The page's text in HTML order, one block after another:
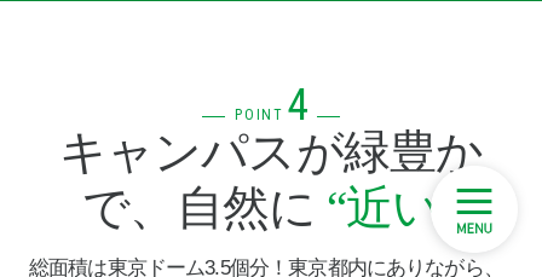
POINT 4
キャンパスが緑豊か
で、自然に “近い”
総面積は東京ドーム3.5個分！東京都内にありながら、